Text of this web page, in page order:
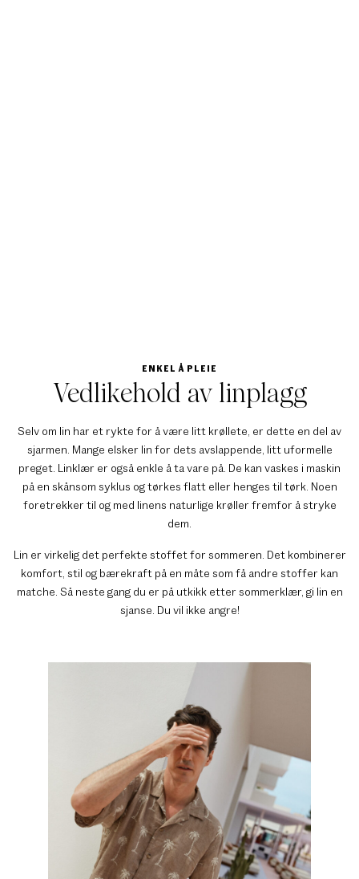
ENKEL Å PLEIE
Vedlikehold av linplagg
Selv om lin har et rykte for å være litt krøllete, er dette en del av
sjarmen. Mange elsker lin for dets avslappende, litt uformelle
preget. Linklær er også enkle å ta vare på. De kan vaskes i maskin
på en skånsom syklus og tørkes flatt eller henges til tørk. Noen
foretrekker til og med linens naturlige krøller fremfor å stryke
dem.
Lin er virkelig det perfekte stoffet for sommeren. Det kombinerer
komfort, stil og bærekraft på en måte som få andre stoffer kan
matche. Så neste gang du er på utkikk etter sommerklær, gi lin en
sjanse. Du vil ikke angre!